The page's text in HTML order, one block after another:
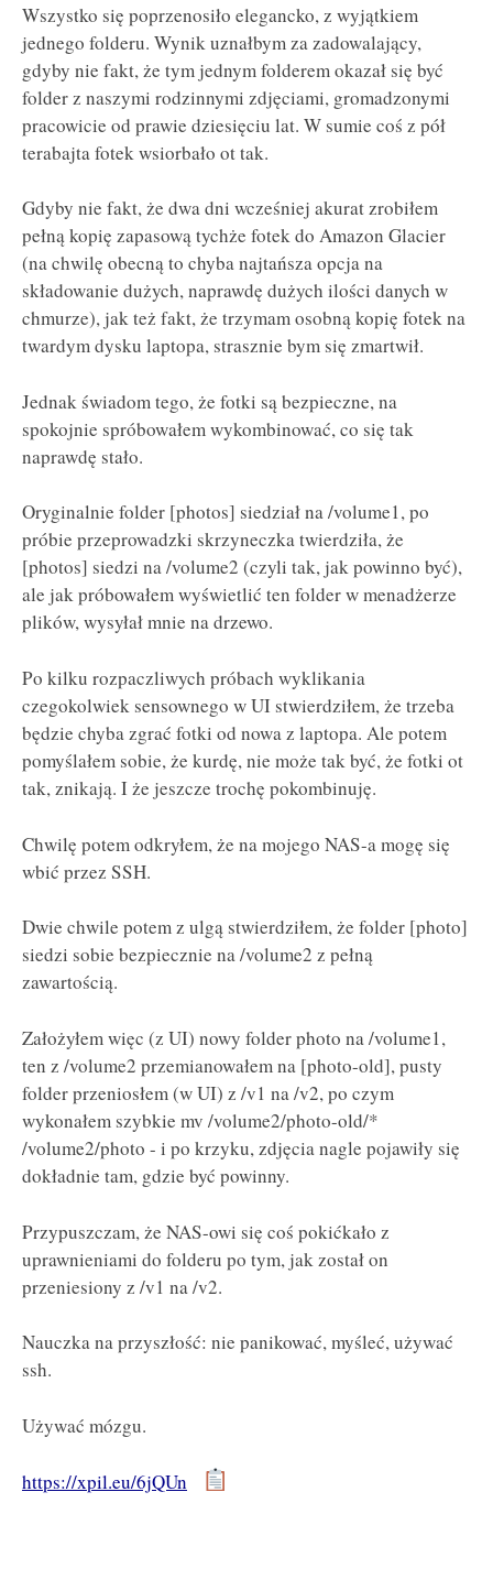
Wszystko się poprzenosiło elegancko, z wyjątkiem
jednego folderu. Wynik uznałbym za zadowalający,
gdyby nie fakt, że tym jednym folderem okazał się być
folder z naszymi rodzinnymi zdjęciami, gromadzonymi
pracowicie od prawie dziesięciu lat. W sumie coś z pół
terabajta fotek wsiorbało ot tak.
Gdyby nie fakt, że dwa dni wcześniej akurat zrobiłem
pełną kopię zapasową tychże fotek do Amazon Glacier
(na chwilę obecną to chyba najtańsza opcja na
składowanie dużych, naprawdę dużych ilości danych w
chmurze), jak też fakt, że trzymam osobną kopię fotek na
twardym dysku laptopa, strasznie bym się zmartwił.
Jednak świadom tego, że fotki są bezpieczne, na
spokojnie spróbowałem wykombinować, co się tak
naprawdę stało.
Oryginalnie folder [photos] siedział na /volume1, po
próbie przeprowadzki skrzyneczka twierdziła, że
[photos] siedzi na /volume2 (czyli tak, jak powinno być),
ale jak próbowałem wyświetlić ten folder w menadżerze
plików, wysyłał mnie na drzewo.
Po kilku rozpaczliwych próbach wyklikania
czegokolwiek sensownego w UI stwierdziłem, że trzeba
będzie chyba zgrać fotki od nowa z laptopa. Ale potem
pomyślałem sobie, że kurdę, nie może tak być, że fotki ot
tak, znikają. I że jeszcze trochę pokombinuję.
Chwilę potem odkryłem, że na mojego NAS-a mogę się
wbić przez SSH.
Dwie chwile potem z ulgą stwierdziłem, że folder [photo]
siedzi sobie bezpiecznie na /volume2 z pełną
zawartością.
Założyłem więc (z UI) nowy folder photo na /volume1,
ten z /volume2 przemianowałem na [photo-old], pusty
folder przeniosłem (w UI) z /v1 na /v2, po czym
wykonałem szybkie mv /volume2/photo-old/*
/volume2/photo - i po krzyku, zdjęcia nagle pojawiły się
dokładnie tam, gdzie być powinny.
Przypuszczam, że NAS-owi się coś pokićkało z
uprawnieniami do folderu po tym, jak został on
przeniesiony z /v1 na /v2.
Nauczka na przyszłość: nie panikować, myśleć, używać
ssh.
Używać mózgu.
https://xpil.eu/6jQUn